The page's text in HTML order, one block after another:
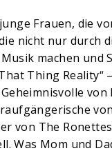
Frauen, die
nicht nur durch
machen und
Thing Reality“
von The
Was Mom und